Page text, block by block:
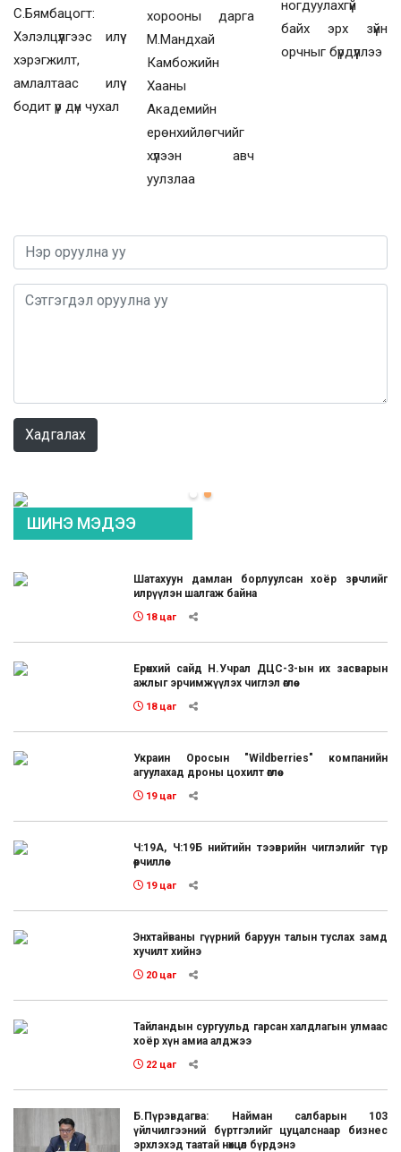
С.Бямбацогт:
Хэлэлцүүлгээс илүү
хэрэгжилт,
амлалтаас илүү
бодит үр дүн чухал
хорооны дарга
М.Мандхай
Камбожийн
Хааны
Академийн
ерөнхийлөгчийг
хүлээн авч
уулзлаа
ногдуулахгүй
байх эрх зүйн
орчныг бүрдүүллээ
Хадгалах
ШИНЭ МЭДЭЭ
Шатахуун дамлан борлуулсан хоёр зөрчлийг
илрүүлэн шалгаж байна
18 цаг
Ерөнхий сайд Н.Учрал ДЦС-3-ын их засварын
ажлыг эрчимжүүлэх чиглэл өглөө
18 цаг
Украин Оросын "Wildberries" компанийн
агуулахад дроны цохилт өглөө
19 цаг
Ч:19А, Ч:19Б нийтийн тээврийн чиглэлийг түр
өөрчиллөө
19 цаг
Энхтайваны гүүрний баруун талын туслах замд
хучилт хийнэ
20 цаг
Тайландын сургуульд гарсан халдлагын улмаас
хоёр хүн амиа алджээ
22 цаг
Б.Пүрэвдагва: Найман салбарын 103
үйлчилгээний бүртгэлийг цуцалснаар бизнес
эрхлэхэд таатай нөхцөл бүрдэнэ